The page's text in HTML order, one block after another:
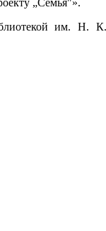
им. Н.